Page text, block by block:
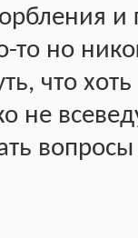
то но
что
не